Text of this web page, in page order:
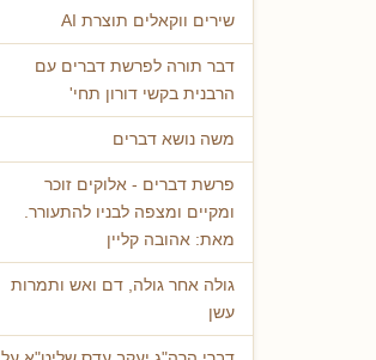
שירים ווקאלים תוצרת AI
דבר תורה לפרשת דברים עם
הרבנית בקשי דורון תחי'
משה נושא דברים
פרשת דברים - אלוקים זוכר
ומקיים ומצפה לבניו להתעורר.
מאת: אהובה קליין
גולה אחר גולה, דם ואש ותמרות
עשן